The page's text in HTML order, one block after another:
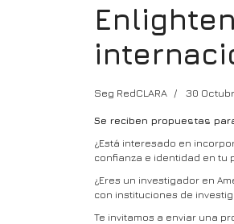
Seg RedCLARA 30
Se reciben propuestas
¿Está interesado en
confianza e identidad en tu
¿Eres un investigador en
con instituciones de
Te invitamos a enviar una